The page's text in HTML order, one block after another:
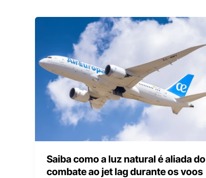
Saiba como a luz natural é aliada do
combate ao jet lag durante os voos